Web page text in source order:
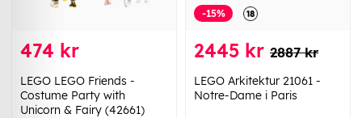
474 kr
LEGO LEGO Friends -
Costume Party with
Unicorn & Fairy (42661)
-15%
2445 kr 2887 kr
LEGO Arkitektur 21061 -
Notre-Dame i Paris